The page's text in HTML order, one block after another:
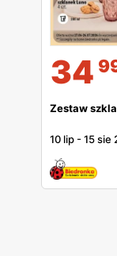
34
Zestaw
10 lip -15 sie